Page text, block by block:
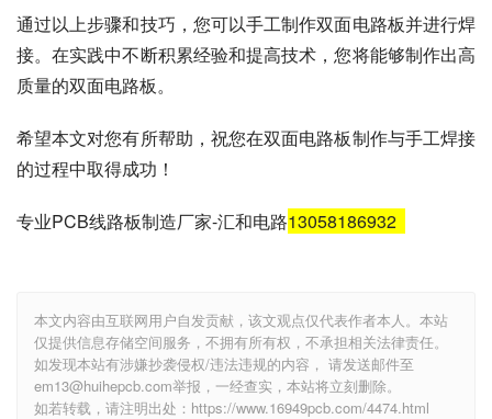
通过以上步骤和技巧，您可以手工制作双面电路板并进行焊
接。在实践中不断积累经验和提高技术，您将能够制作出高
质量的双面电路板。
希望本文对您有所帮助，祝您在双面电路板制作与手工焊接
的过程中取得成功！
专业PCB线路板制造厂家-汇和电路13058186932
本文内容由互联网用户自发贡献，该文观点仅代表作者本人。本站
仅提供信息存储空间服务，不拥有所有权，不承担相关法律责任。
如发现本站有涉嫌抄袭侵权/违法违规的内容， 请发送邮件至
em13@huihepcb.com举报，一经查实，本站将立刻删除。
如若转载，请注明出处：https://www.16949pcb.com/4474.html